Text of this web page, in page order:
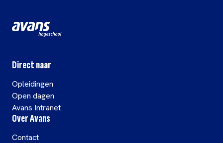
Direct naar
Opleidingen
Open dagen
Avans Intranet
Over Avans
Contact